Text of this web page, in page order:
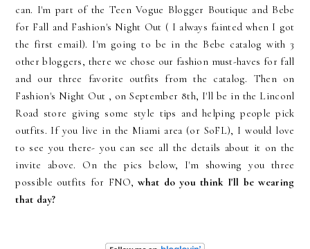
can. I'm part of the Teen Vogue Blogger Boutique and Bebe
for Fall and Fashion's Night Out ( I always fainted when I got
the first email). I'm going to be in the Bebe catalog with 3
other bloggers, there we chose our fashion must-haves for fall
and our three favorite outfits from the catalog. Then on
Fashion's Night Out , on September 8th, I'll be in the Linconl
Road store giving some style tips and helping people pick
outfits. If you live in the Miami area (or SoFL), I would love
to see you there- you can see all the details about it on the
invite above. On the pics below, I'm showing you three
possible outfits for FNO,what do you think I'll be wearing
that day?